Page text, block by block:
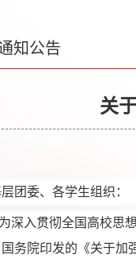
知公告
关
团委、各学生组织：
为深入贯彻全国高校思
务院印发的《关于加